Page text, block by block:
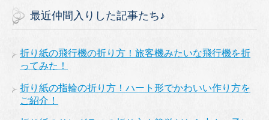
最近仲間入りした記事たち♪
折り紙の飛行機の折り方！旅客機みたいな飛行機を折
ってみた！
折り紙の指輪の折り方！ハート形でかわいい作り方を
ご紹介！